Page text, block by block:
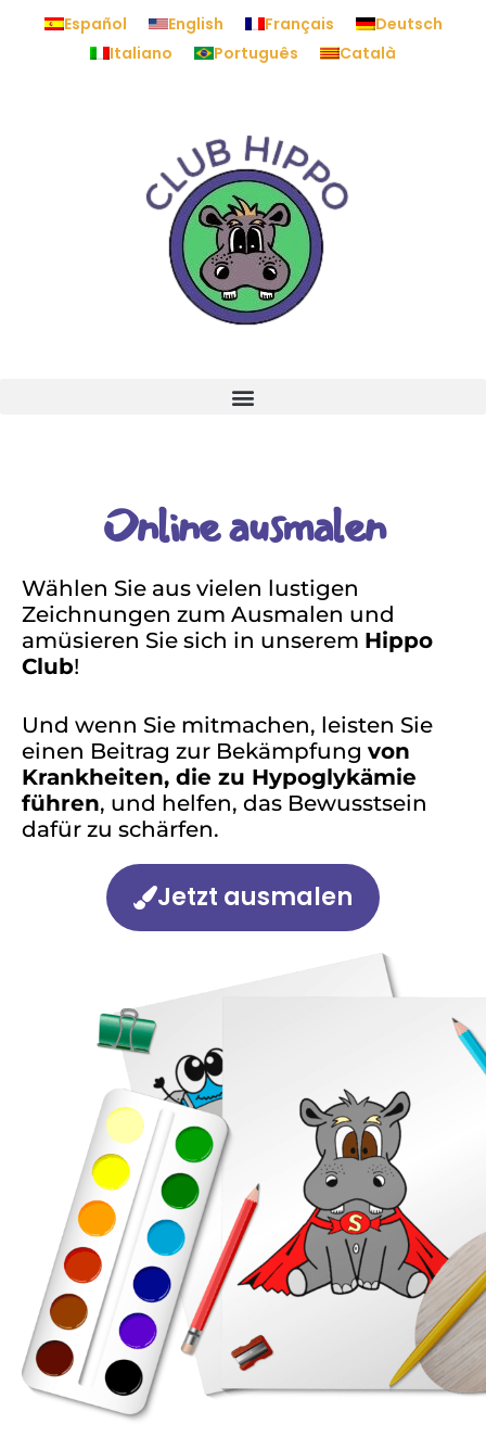
Español English Français
Deutsch
Italiano
Português Català
Online ausmalen
Wählen Sie aus vielen lustigen
Zeichnungen zum Ausmalen und
amüsieren Sie sich in unserem Hippo
Club!
Und wenn Sie mitmachen, leisten Sie
einen Beitrag zur Bekämpfung von
Krankheiten, die zu Hypoglykämie
führen, und helfen, das Bewusstsein
dafür zu schärfen.
Jetzt ausmalen